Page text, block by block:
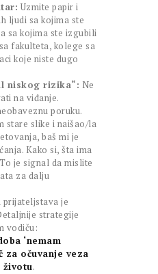
Uzmite papir i
ljudi sa kojima ste
sa kojima ste izgubili
fakulteta, kolege sa
koje niste dugo
niskog rizika“: Ne
na viđanje.
poruku.
stare slike i naišao/la
baš mi je
Kako si, šta ima
je signal da mislite
za dalju
prijateljstava je
strategije
vodiču:
‘nemam
za očuvanje veza
životu.